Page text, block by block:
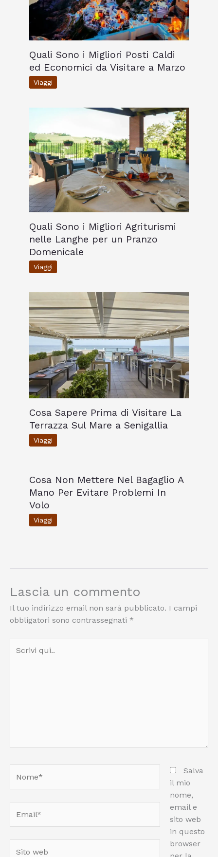
Quali Sono i Migliori Posti Caldi
ed Economici da Visitare a Marzo
Viaggi
Quali Sono i Migliori Agriturismi
nelle Langhe per un Pranzo
Domenicale
Viaggi
Cosa Sapere Prima di Visitare La
Terrazza Sul Mare a Senigallia
Viaggi
Cosa Non Mettere Nel Bagaglio A
Mano Per Evitare Problemi In
Volo
Viaggi
Lascia un commento
Il tuo indirizzo email non sarà pubblicato. I campi
obbligatori sono contrassegnati *
qui..
Salva
il mio
nome,
email e
sito web
in questo
browser